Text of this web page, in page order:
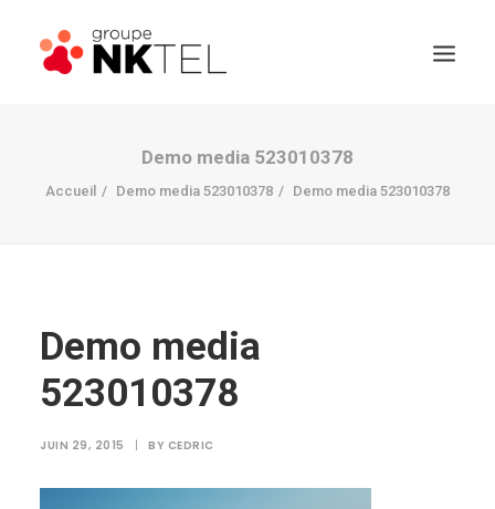
Demo media 523010378
Accueil Demo media 523010378 Demo media 523010378
Demo media
523010378
JUIN 29, 2015 | BY CEDRIC